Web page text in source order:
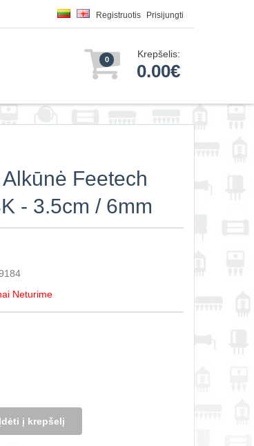
Registruotis Prisijungti
0 Krepšelis:
0.00€
Feetech
- 3.5cm / 6mm
Neturime
Įdėti į krepšelį